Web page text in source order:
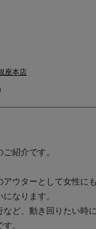
座本店
紹介です。
ウターとして女性に
なります。
ど、動き回りたい時に
。